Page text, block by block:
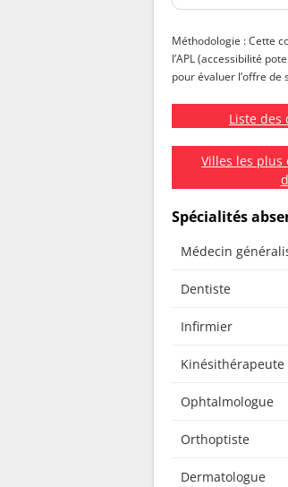
Méthodologie : Cette
l’APL (accessibilité
pour évaluer l’offre
Liste des
Villes les plus
Spécialités
Médecin
Dentiste
Infirmier
Kinésithérapeute
Ophtalmologue
Orthoptiste
Dermatologue